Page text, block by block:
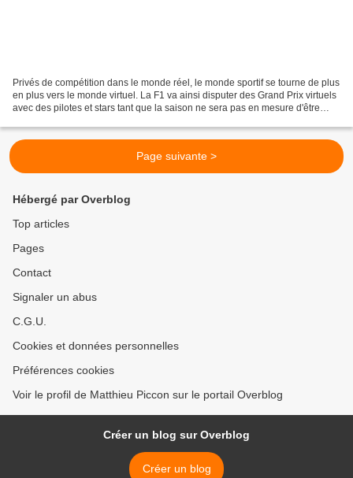
Privés de compétition dans le monde réel, le monde sportif se tourne de plus
en plus vers le monde virtuel. La F1 va ainsi disputer des Grand Prix virtuels
avec des pilotes et stars tant que la saison ne sera pas en mesure d'être
Page suivante >
Hébergé par Overblog
Top articles
Pages
Contact
Signaler un abus
C.G.U.
Cookies et données personnelles
Préférences cookies
Voir le profil de Matthieu Piccon sur le portail Overblog
Créer un blog sur Overblog
Créer un blog